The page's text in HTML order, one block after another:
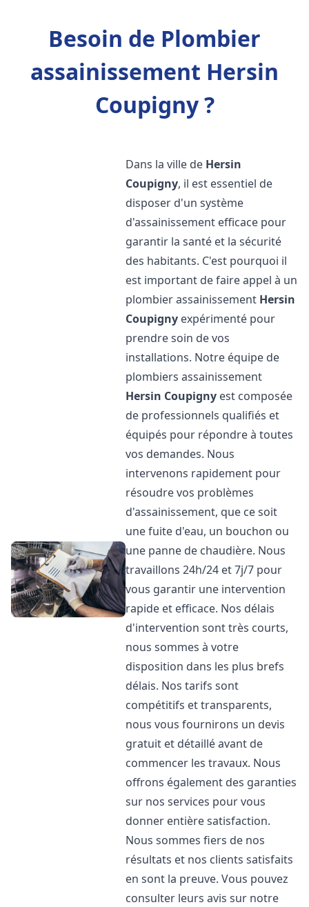
Besoin de Plombier
assainissement Hersin
Coupigny ?
Dans la ville de Hersin
Coupigny, il est essentiel de
disposer d'un système
d'assainissement efficace pour
garantir la santé et la sécurité
des habitants. C'est pourquoi il
est important de faire appel à un
plombier assainissement Hersin
Coupigny expérimenté pour
prendre soin de vos
installations. Notre équipe de
plombiers assainissement
Hersin Coupigny est composée
de professionnels qualifiés et
équipés pour répondre à toutes
vos demandes. Nous
intervenons rapidement pour
résoudre vos problèmes
d'assainissement, que ce soit
une fuite d'eau, un bouchon ou
une panne de chaudière. Nous
travaillons 24h/24 et 7j/7 pour
vous garantir une intervention
rapide et efficace. Nos délais
d'intervention sont très courts,
nous sommes à votre
disposition dans les plus brefs
délais. Nos tarifs sont
compétitifs et transparents,
nous vous fournirons un devis
gratuit et détaillé avant de
commencer les travaux. Nous
offrons également des garanties
sur nos services pour vous
donner entière satisfaction.
Nous sommes fiers de nos
résultats et nos clients satisfaits
en sont la preuve. Vous pouvez
consulter leurs avis sur notre